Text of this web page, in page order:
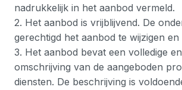
nadrukkelijk in het aanbod vermeld.
2. Het aanbod is vrijblijvend. De
gerechtigd het aanbod te wijzigen en
3. Het aanbod bevat een volledige
omschrijving van de aangeboden
diensten. De beschrijving is